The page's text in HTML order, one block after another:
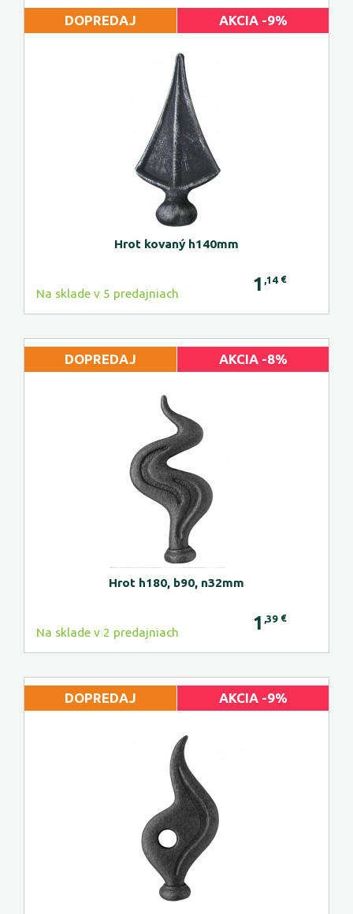
DOPREDAJ AKCIA -9%
Hrot kovaný h140mm
Na sklade v 5 predajniach 1 ,14 €
DOPREDAJ AKCIA -8%
Hrot h180, b90, n32mm
Na sklade v 2 predajniach 1 ,39 €
DOPREDAJ AKCIA -9%